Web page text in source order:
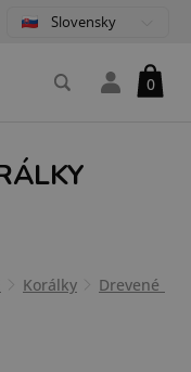
Slovensky
0
Korálky Drevené